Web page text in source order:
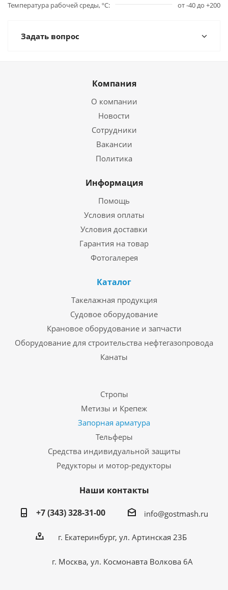
Температура рабочей среды, ºС
от -40 до +200
Задать вопрос
Компания
О компании
Новости
Сотрудники
Вакансии
Политика
Информация
Помощь
Условия оплаты
Условия доставки
Гарантия на товар
Фотогалерея
Каталог
Такелажная продукция
Судовое оборудование
Крановое оборудование и запчасти
Оборудование для строительства нефтегазопровода
Канаты
Стропы
Метизы и Крепеж
Запорная арматура
Тельферы
Средства индивидуальной защиты
Редукторы и мотор-редукторы
Наши контакты
+7 (343) 328-31-00
info@gostmash.ru
г. Екатеринбург, ул. Артинская 23Б
г. Москва, ул. Космонавта Волкова 6А